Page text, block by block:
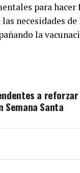
para
necesidades
la
a reforzar
Semana Santa